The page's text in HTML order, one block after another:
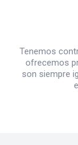
Tenemos
ofrecemos
son siempre